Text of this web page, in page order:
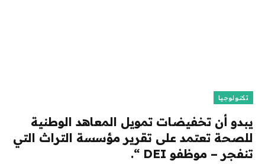
تكنولوجيا
يبدو أن تخفيضات تمويل المعاهد الوطنية
للصحة تعتمد على تقرير مؤسسة التراث التي
تنفجر – موظفو DEI “.